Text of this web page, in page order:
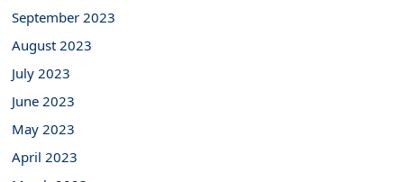
September 2023
August 2023
July 2023
June 2023
May 2023
April 2023